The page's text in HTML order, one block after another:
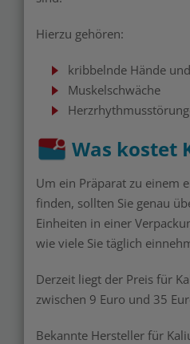
Hierzu gehören:
kribbelnde Hände
Muskelschwäche
Was kostet
Um ein Präparat zu einem
finden, sollten Sie genau
Einheiten in einer
wie viele Sie täglich
Derzeit liegt der Preis für
zwischen 9 Euro und 35
Bekannte Hersteller für